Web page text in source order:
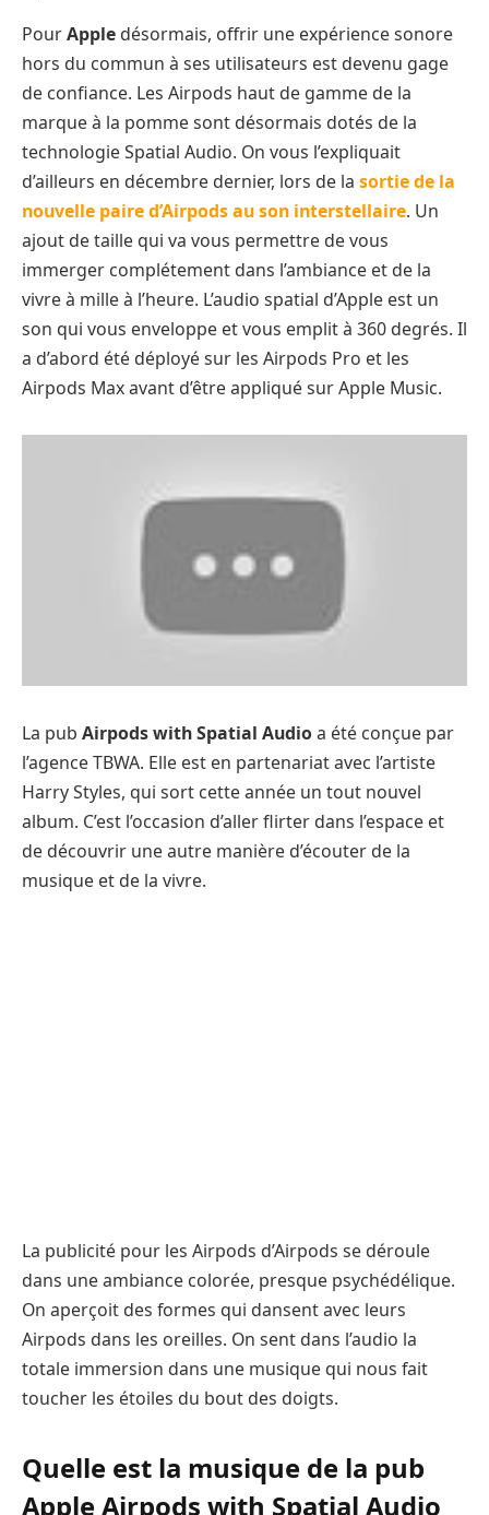
PourApple désormais, offrir une expérience sonore
hors du commun à ses utilisateurs est devenu gage
de confiance. Les Airpods haut de gamme de la
marque à la pomme sont désormais dotés de la
technologie Spatial Audio. On vous l’expliquait
d’ailleurs en décembre dernier, lors de la sortie de la
nouvelle paire d’Airpods au son interstellaire. Un
ajout de taille qui va vous permettre de vous
immerger complétement dans l’ambiance et de la
vivre à mille à l’heure. L’audio spatial d’Apple est un
son qui vous enveloppe et vous emplit à 360 degrés. Il
a d’abord été déployé sur les Airpods Pro et les
Airpods Max avant d’être appliqué sur Apple Music.
La pub Airpods with Spatial Audioa été conçue par
l’agence TBWA. Elle est en partenariat avec l’artiste
Harry Styles, qui sort cette année un tout nouvel
album. C’est l’occasion d’aller flirter dans l’espace et
de découvrir une autre manière d’écouter de la
musique et de la vivre.
La publicité pour les Airpods d’Airpods se déroule
dans une ambiance colorée, presque psychédélique.
On aperçoit des formes qui dansent avec leurs
Airpods dans les oreilles. On sent dans l’audio la
totale immersion dans une musique qui nous fait
toucher les étoiles du bout des doigts.
Quelle est la musique de la pub
Apple Airpods with Spatial Audio